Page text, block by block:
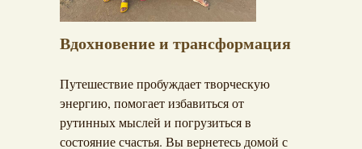
Путешествие пробуждает творческую
энергию, помогает избавиться от
рутинных мыслей и погрузиться в
состояние счастья. Вы вернетесь домой с
Вдохновение и трансформация